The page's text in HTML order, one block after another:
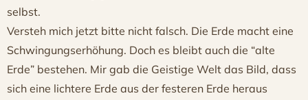
selbst.
Versteh mich jetzt bitte nicht falsch. Die Erde macht eine
Schwingungserhöhung. Doch es bleibt auch die “alte
Erde” bestehen. Mir gab die Geistige Welt das Bild, dass
sich eine lichtere Erde aus der festeren Erde heraus